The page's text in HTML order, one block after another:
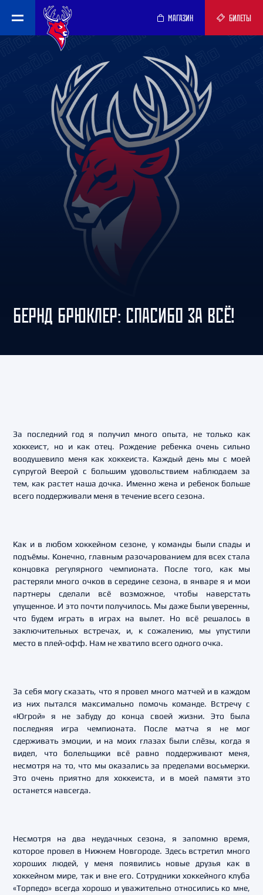
МАГАЗИН БИЛЕТЫ
БЕРНД БРЮКЛЕР: СПАСИБО ЗА ВСЁ!
За последний год я получил много опыта, не только как
хоккеист, но и как отец. Рождение ребенка очень сильно
воодушевило меня как хоккеиста. Каждый день мы с моей
супругой Веерой с большим удовольствием наблюдаем за
тем, как растет наша дочка. Именно жена и ребенок больше
всего поддерживали меня в течение всего сезона.
Как и в любом хоккейном сезоне, у команды были спады и
подъёмы. Конечно, главным разочарованием для всех стала
концовка регулярного чемпионата. После того, как мы
растеряли много очков в середине сезона, в январе я и мои
партнеры сделали всё возможное, чтобы наверстать
упущенное. И это почти получилось. Мы даже были уверенны,
что будем играть в играх на вылет. Но всё решалось в
заключительных встречах, и, к сожалению, мы упустили
место в плей-офф. Нам не хватило всего одного очка.
За себя могу сказать, что я провел много матчей и в каждом
из них пытался максимально помочь команде. Встречу с
«Югрой» я не забуду до конца своей жизни. Это была
последняя игра чемпионата. После матча я не мог
сдерживать эмоции, и на моих глазах были слёзы, когда я
видел, что болельщики всё равно поддерживают меня,
несмотря на то, что мы оказались за пределами восьмерки.
Это очень приятно для хоккеиста, и в моей памяти это
останется навсегда.
Несмотря на два неудачных сезона, я запомню время,
которое провел в Нижнем Новгороде. Здесь встретил много
хороших людей, у меня появились новые друзья как в
хоккейном мире, так и вне его. Сотрудники хоккейного клуба
«Торпедо» всегда хорошо и уважительно относились ко мне,